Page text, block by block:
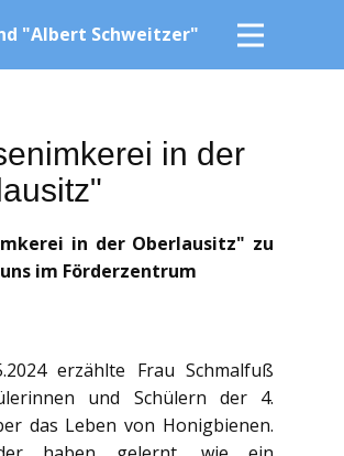
"Albert Schweitzer"
in der
in der Oberlausitz" zu
im Förderzentrum
erzählte Frau Schmalfuß
und Schülern der 4.
das Leben von Honigbienen.